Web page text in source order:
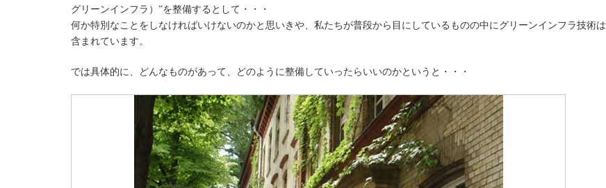
ン
整
備
す
る
た
め
に
グリーンインフラ）”を整備するとして・・・
何か特別なことをしなければいけないのかと思いきや、私たちが普段から目にしているものの中にグリーンインフラ技術は
含まれています。
では具体的に、どんなものがあって、どのように整備していったらいいのかというと・・・